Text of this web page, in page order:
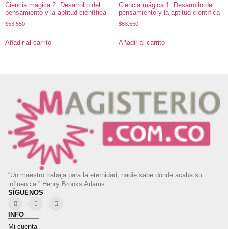
Ciencia mágica 2. Desarrollo del
pensamiento y la aptitud científica
$53.550
Añadir al carrito
Ciencia mágica 1. Desarrollo del
pensamiento y la aptitud científica
$53.550
Añadir al carrito
“Un maestro trabaja para la eternidad, nadie sabe dónde acaba su
influencia.” Henry Brooks Adams
SÍGUENOS
INFO
Mi cuenta